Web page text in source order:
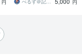
円
べるず＠記憶に残る心理戦略デザイナー
円